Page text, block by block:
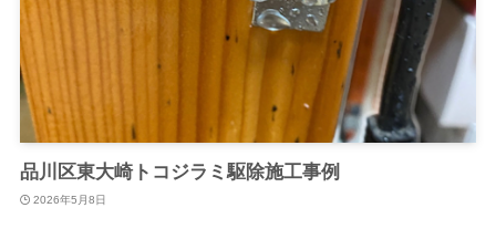
品川区東大崎トコジラミ駆除施工事例
2026年5月8日